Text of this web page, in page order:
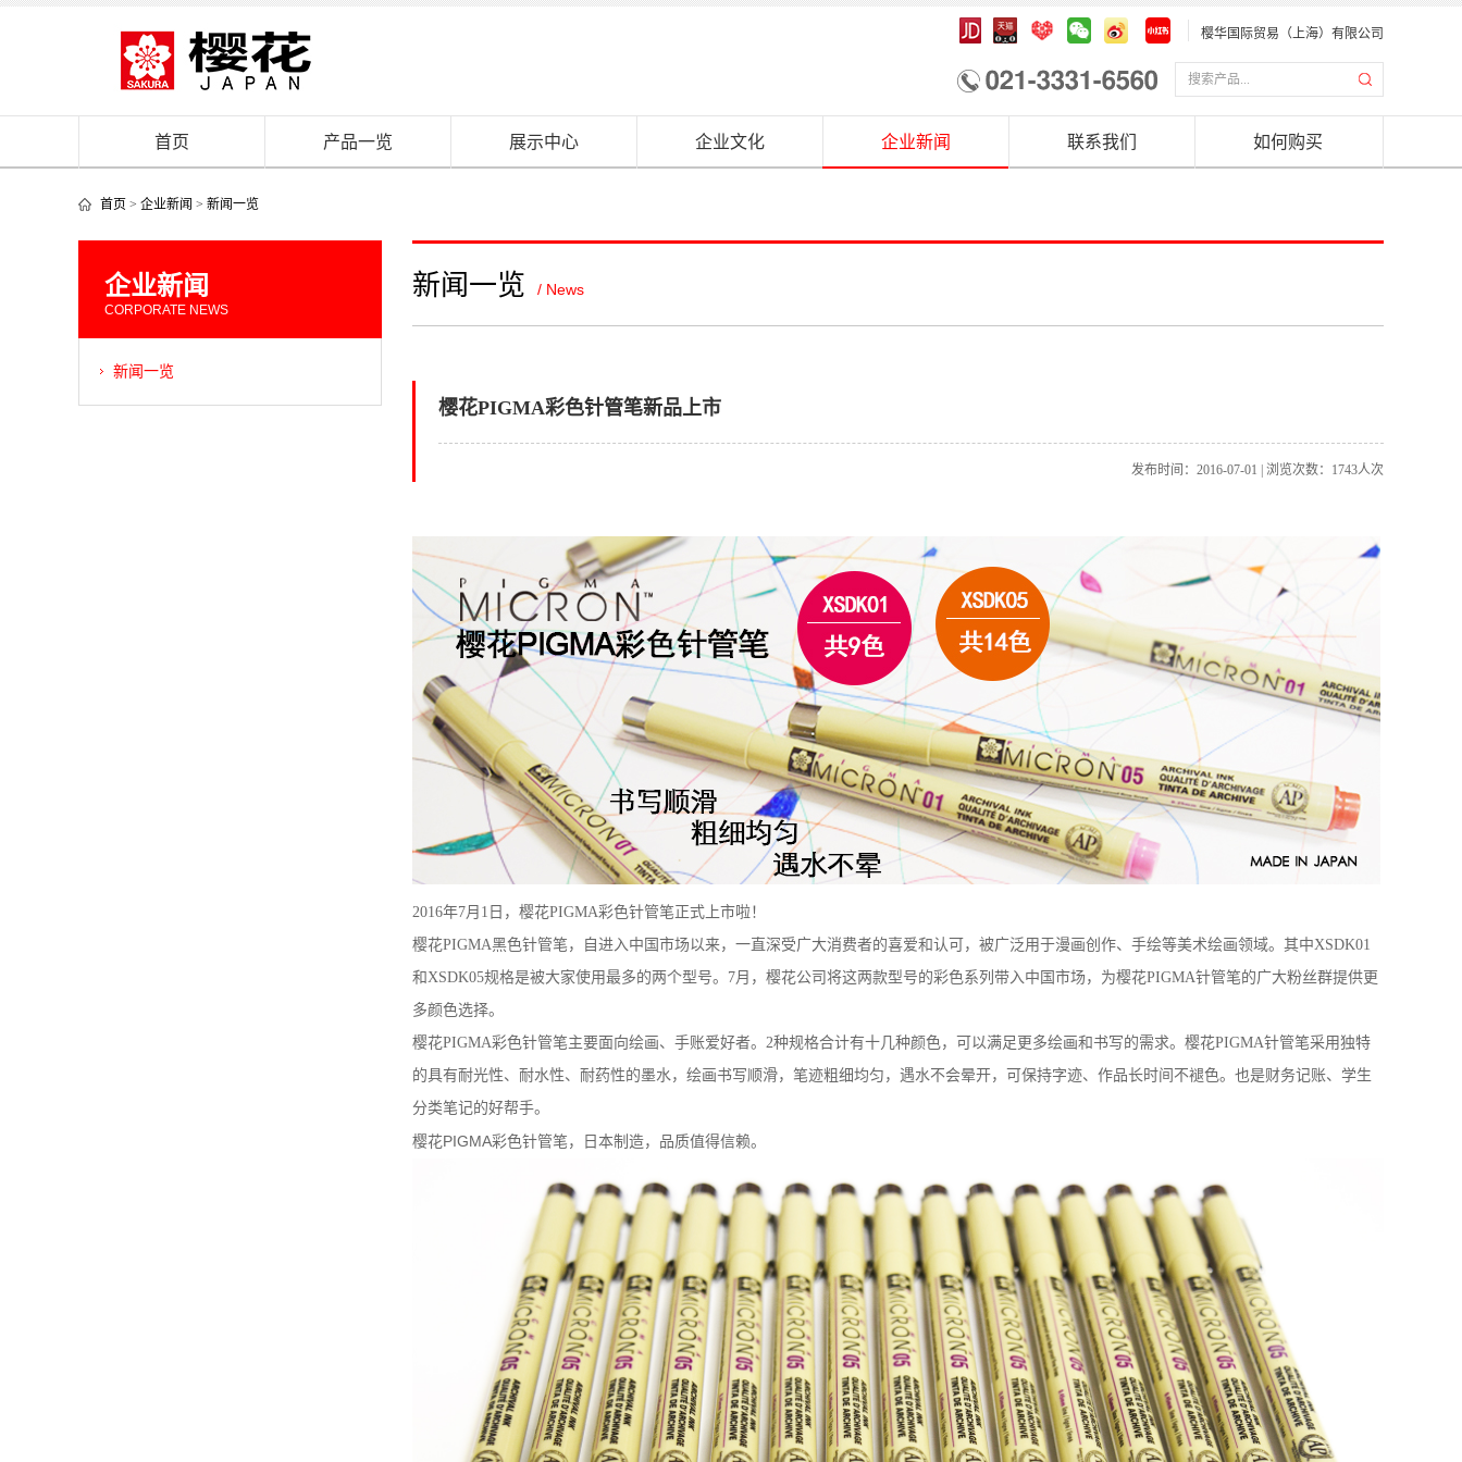
樱华国际贸易（上海）有限公司
首页 产品一览 展示中心 企业文化 企业新闻 联系我们 如何购买
首页 > 企业新闻 > 新闻一览
企业新闻
CORPORATE NEWS
新闻一览
新闻一览 / News
樱花PIGMA彩色针管笔新品上市
发布时间：2016-07-01 | 浏览次数： 1743人次
2016年7月 1 日，樱花PIGMA彩色针管笔正式上市啦！
樱花PIGMA黑色针管笔，自进入中国市场以来，一直深受广大消费者的喜爱和认可，被广泛用于漫画创作、手绘等美术绘画领域。其中XSDK01
和XSDK05规格是被大家使用最多的两个型号。 7月，樱花公司将这两款型号的彩色系列带入中国市场，为樱花PIGMA针管笔的广大粉丝群提供更
多颜色选择。
樱花PIGMA彩色针管笔主要面向绘画、手账爱好者。 2种规格合计有十几种颜色，可以满足更多绘画和书写的需求。樱花PIGMA针管笔采用独特
的具有耐光性、耐水性、耐药性的墨水，绘画书写顺滑，笔迹粗细均匀，遇水不会晕开，可保持字迹、作品长时间不褪色。也是财务记账、学生
分类笔记的好帮手。
樱花PIGMA彩色针管笔，日本制造，品质值得信赖。